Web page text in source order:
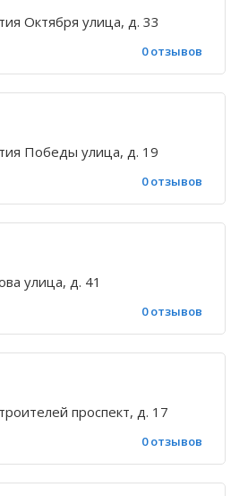
Октября улица, д. 33
0 отзывов
Победы улица, д. 19
0 отзывов
улица, д. 41
0 отзывов
проспект, д. 17
0 отзывов